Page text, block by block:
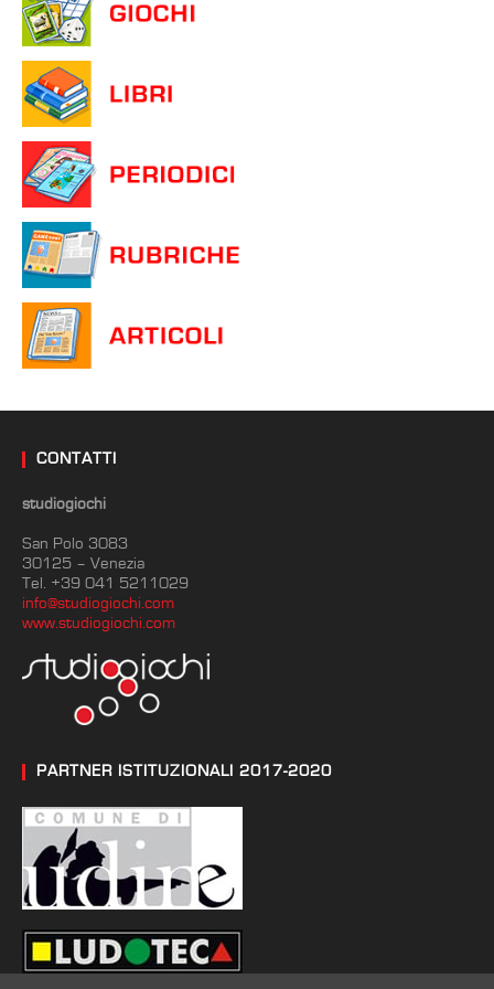
CONTATTI
studiogiochi
San Polo 3083
30125 – Venezia
Tel. +39 041 5211029
info@studiogiochi.com
www.studiogiochi.com
PARTNER ISTITUZIONALI 2017-2020